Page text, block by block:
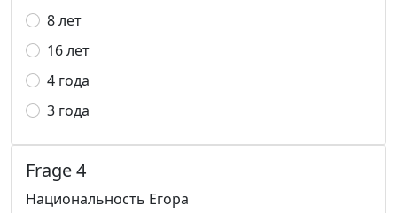
8 лет
16 лет
4 года
3 года
Frage 4
Национальность Егора